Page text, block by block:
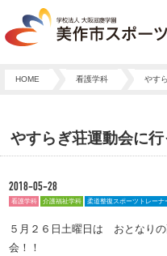
HOME 看護学科 やす
やすらぎ荘運動会に行
2018-05-28
看護学科 介護福祉学科 柔道整復スポーツトレーナ
５月２６日土曜日は おとなり
会！！